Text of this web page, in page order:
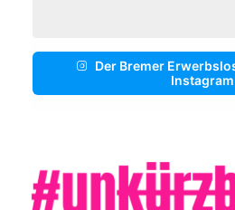
Der Bremer
Instagram